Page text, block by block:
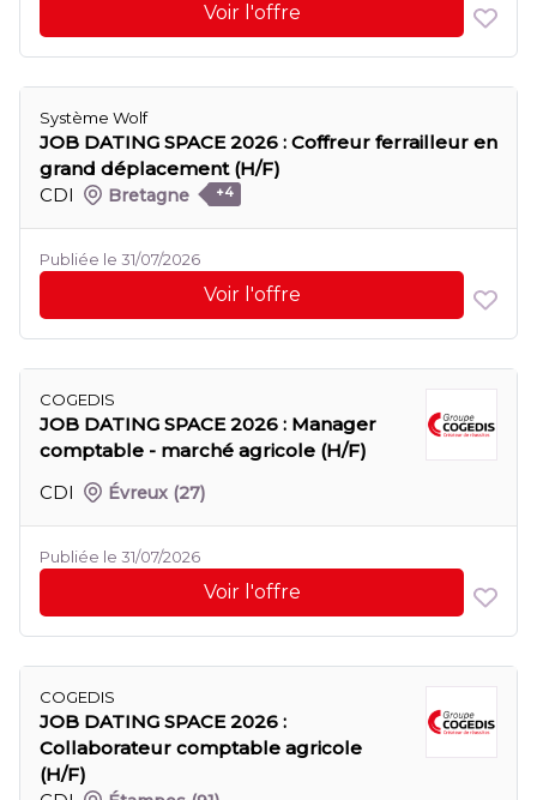
Voir l'offre
Système Wolf
JOB DATING SPACE 2026 : Coffreur ferrailleur en
grand déplacement (H/F)
CDI
Bretagne +4
Publiée le 31/07/2026
Voir l'offre
COGEDIS
JOB DATING SPACE 2026 : Manager
comptable - marché agricole (H/F)
CDI
Évreux (27)
Publiée le 31/07/2026
Voir l'offre
COGEDIS
JOB DATING SPACE 2026 :
Collaborateur comptable agricole
(H/F)